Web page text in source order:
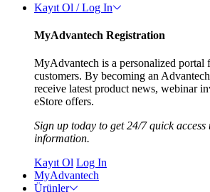
Kayıt Ol / Log In
MyAdvantech Registration
MyAdvantech is a personalized portal
customers. By becoming an
receive latest product news, webinar
eStore offers.
Sign up today to get 24/7 quick
information.
Kayıt Ol Log In
MyAdvantech
Ürünler